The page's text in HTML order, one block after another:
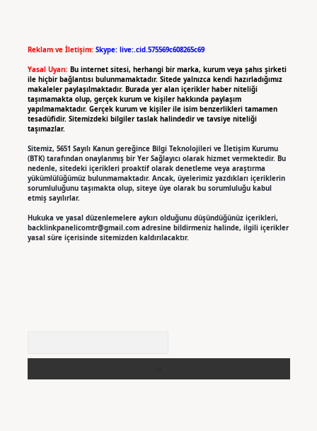
Reklam ve İletişim: Skype: live:.cid.575569c608265c69
Yasal Uyarı: Bu internet sitesi, herhangi bir marka, kurum veya şahıs şirketi
ile hiçbir bağlantısı bulunmamaktadır. Sitede yalnızca kendi hazırladığımız
makaleler paylaşılmaktadır. Burada yer alan içerikler haber niteliği
taşımamakta olup, gerçek kurum ve kişiler hakkında paylaşım
yapılmamaktadır. Gerçek kurum ve kişiler ile isim benzerlikleri tamamen
tesadüfidir. Sitemizdeki bilgiler taslak halindedir ve tavsiye niteliği
taşımazlar.
Sitemiz, 5651 Sayılı Kanun gereğince Bilgi Teknolojileri ve İletişim Kurumu
(BTK) tarafından onaylanmış bir Yer Sağlayıcı olarak hizmet vermektedir. Bu
nedenle, sitedeki içerikleri proaktif olarak denetleme veya araştırma
yükümlülüğümüz bulunmamaktadır. Ancak, üyelerimiz yazdıkları içeriklerin
sorumluluğunu taşımakta olup, siteye üye olarak bu sorumluluğu kabul
etmiş sayılırlar.
Hukuka ve yasal düzenlemelere aykırı olduğunu düşündüğünüz içerikleri,
backlinkpanelicomtr@gmail.comadresine bildirmeniz halinde, ilgili içerikler
yasal süre içerisinde sitemizden kaldırılacaktır.